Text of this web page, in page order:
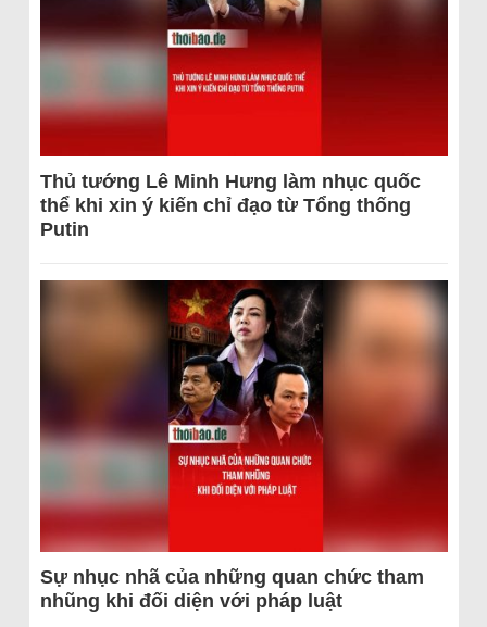
Thủ tướng Lê Minh Hưng làm nhục quốc
thể khi xin ý kiến chỉ đạo từ Tổng thống
Putin
Sự nhục nhã của những quan chức tham
nhũng khi đối diện với pháp luật